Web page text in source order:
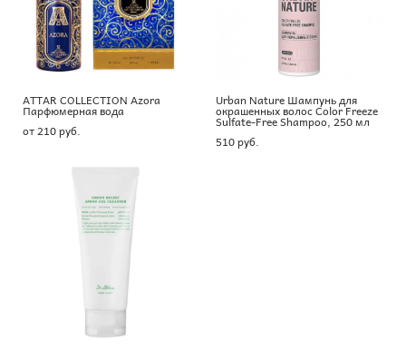
ATTAR COLLECTION Azora
Парфюмерная вода
от 210 pуб.
Urban Nature Шампунь для
окрашенных волос Color Freeze
Sulfate-Free Shampoo, 250 мл
510 pуб.